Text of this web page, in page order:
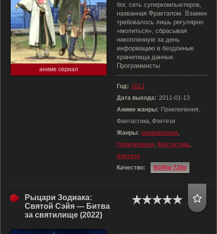
аниме сериал
бог, сеть суперкомпьютеров,
названная Фракталом. Взамен
требовалось лишь регулярно
«молиться», сбрасывая
накопленную за день
информацию в бездонные
хранилища данных.
Программисты
Год: 2011
Дата выхода: 2011-01-13
Аниме жанры: Приключения,
Фантастика, Фэнтези
Жанры: приключения,
Приключения, Фантастика,
Фэнтези
Качество:
BDRip 720p
Рыцари Зодиака:
Святой Сэйя — Битва
за святилище (2022)